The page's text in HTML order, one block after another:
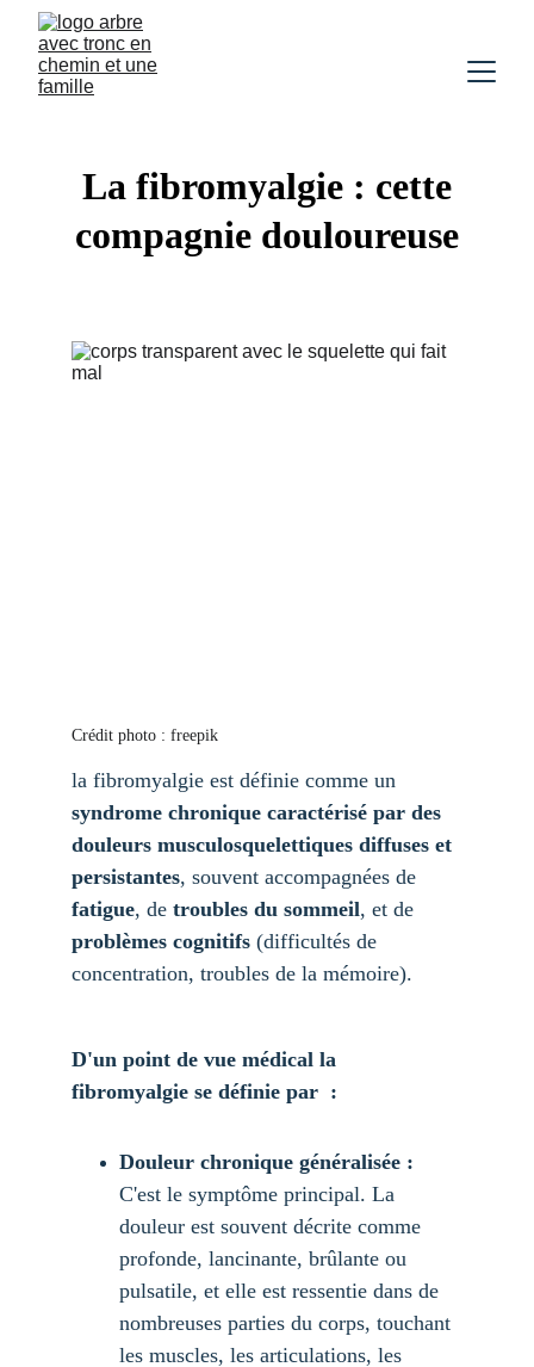
La fibromyalgie : cette
compagnie douloureuse
la fibromyalgie est définie comme un
syndrome chronique caractérisé par des
douleurs musculosquelettiques diffuses et
persistantes, souvent accompagnées de
fatigue, de troubles du sommeil, et de
problèmes cognitifs (difficultés de
concentration, troubles de la mémoire).
D'un point de vue médical la
fibromyalgie se définie par  :
Douleur chronique généralisée :
C'est le symptôme principal. La
douleur est souvent décrite comme
profonde, lancinante, brûlante ou
pulsatile, et elle est ressentie dans de
nombreuses parties du corps, touchant
les muscles, les articulations, les
Crédit photo : freepik